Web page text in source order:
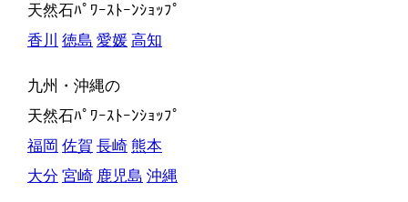
天然石ﾊﾟﾜｰｽﾄｰﾝｼｮｯﾌﾟ
香川 徳島 愛媛 高知
九州・沖縄の
天然石ﾊﾟﾜｰｽﾄｰﾝｼｮｯﾌﾟ
福岡 佐賀 長崎 熊本
大分 宮崎 鹿児島 沖縄